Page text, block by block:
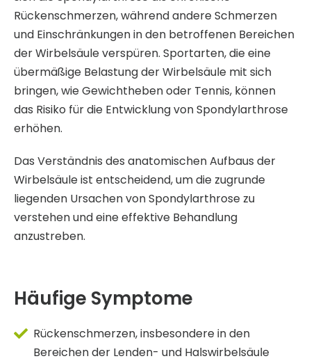
Rückenschmerzen, während andere Schmerzen
und Einschränkungen in den betroffenen Bereichen
der Wirbelsäule verspüren. Sportarten, die eine
übermäßige Belastung der Wirbelsäule mit sich
bringen, wie Gewichtheben oder Tennis, können
das Risiko für die Entwicklung von Spondylarthrose
erhöhen.
Das Verständnis des anatomischen Aufbaus der
Wirbelsäule ist entscheidend, um die zugrunde
liegenden Ursachen von Spondylarthrose zu
verstehen und eine effektive Behandlung
anzustreben.
Häufige Symptome
Rückenschmerzen, insbesondere in den
Bereichen der Lenden- und Halswirbelsäule